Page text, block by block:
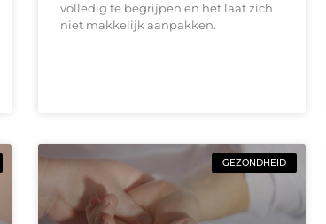
volledig te begrijpen en het laat zich
niet makkelijk aanpakken.
GEZONDHEID